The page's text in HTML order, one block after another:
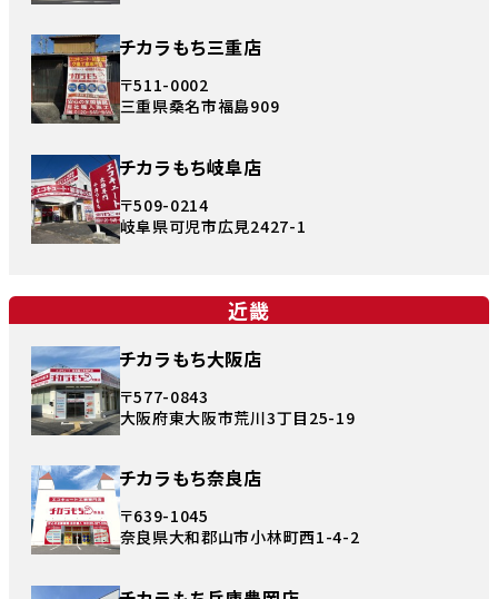
チカラもち三重店
〒511-0002
三重県桑名市福島909
チカラもち岐阜店
〒509-0214
岐阜県可児市広見2427-1
近畿
チカラもち大阪店
〒577-0843
大阪府東大阪市荒川3丁目25-19
チカラもち奈良店
〒639-1045
奈良県大和郡山市小林町西1-4-2